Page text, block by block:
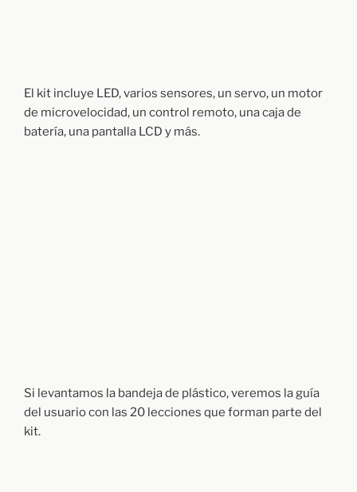
El kit incluye LED, varios sensores, un servo, un motor
de microvelocidad, un control remoto, una caja de
batería, una pantalla LCD y más.
Si levantamos la bandeja de plástico, veremos la guía
del usuario con las 20 lecciones que forman parte del
kit.